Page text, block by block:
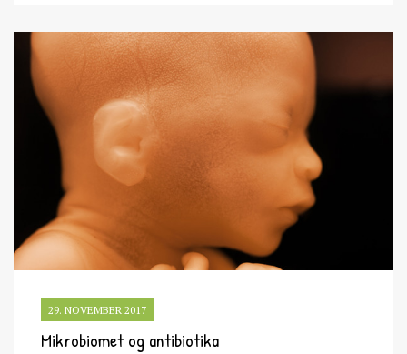
29. NOVEMBER 2017
Mikrobiomet og antibiotika